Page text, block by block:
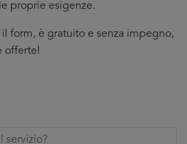
proprie esigenze.
form, è gratuito e senza impegno,
offerte!